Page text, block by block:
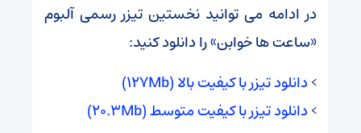
در ادامه می توانید نخستین تیزر رسمی آلبوم
«ساعت ها خوابن» را دانلود کنید:
>دانلود تیزر با کیفیت بالا (127Mb)
>دانلود تیزر با کیفیت متوسط (۲۰.3Mb)